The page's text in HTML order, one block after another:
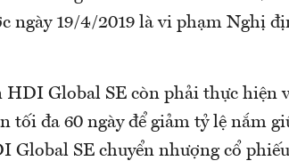
ngày 19/4/2019 là vi phạm Nghị
Global SE còn phải thực hiện
tối đa 60 ngày để giảm tỷ lệ nắm
Global SE chuyển nhượng cổ